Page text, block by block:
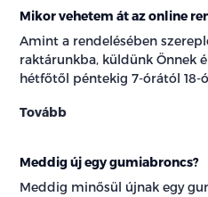
Mikor vehetem át az online
Amint a rendelésében
raktárunkba, küldünk Önnek
hétfőtől péntekig 7-órától 18-
Tovább
Meddig új egy gumiabroncs?
Meddig minősül újnak egy